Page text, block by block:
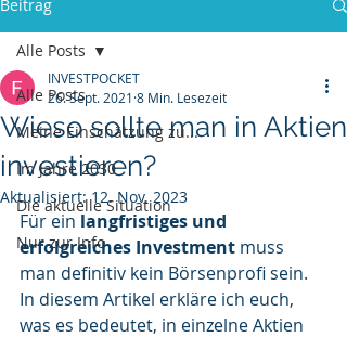
Beitrag
Alle Posts
Meine Einschätzung zu...
Im Jahre 2030
Die aktuelle Situation
Nur zur Info
Alle Posts
Wieso sollte man in Aktien
investieren?
INVESTPOCKET
26. Sept. 2021 8 Min. Lesezeit
Aktualisiert:12. Nov. 2023
Für ein langfristiges und
erfolgreiches Investment muss
man definitiv kein Börsenprofi sein.
In diesem Artikel erkläre ich euch,
was es bedeutet, in einzelne Aktien